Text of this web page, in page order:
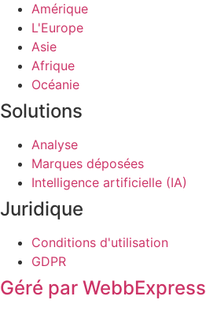
Amérique
L'Europe
Asie
Afrique
Océanie
Solutions
Analyse
Marques déposées
Intelligence artificielle (IA)
Juridique
Conditions d'utilisation
GDPR
Géré par WebbExpress